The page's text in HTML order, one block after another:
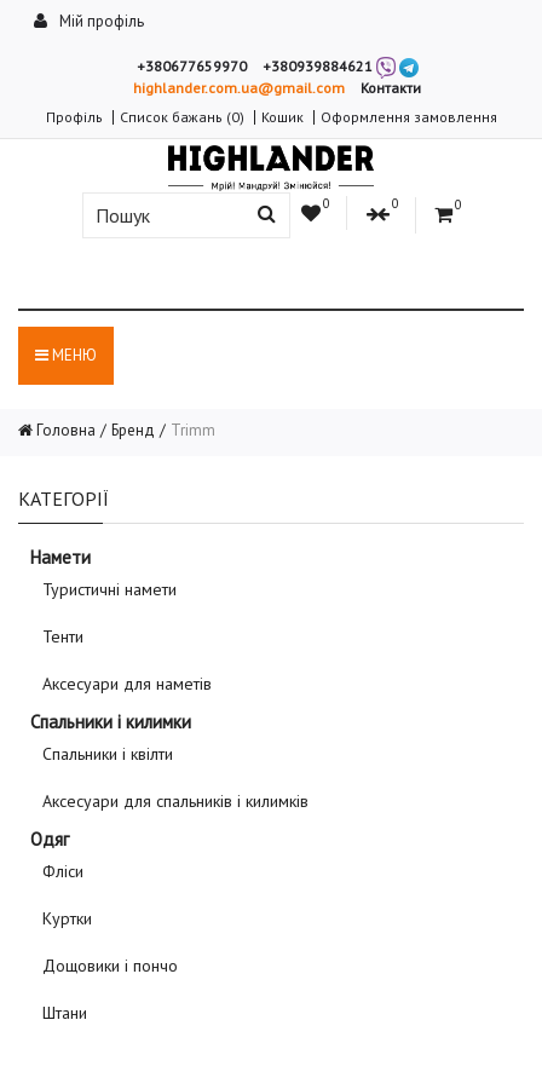
Мій профіль
+380677659970
+380939884621
highlander.com.ua@gmail.com
Контакти
Профіль
Список бажань (0) Кошик Оформлення замовлення
0 0 0
МЕНЮ
Головна Бренд Trimm
КАТЕГОРІЇ
Намети
Туристичні намети
Тенти
Аксесуари для наметів
Спальники і килимки
Спальники і квілти
Аксесуари для спальників і килимків
Одяг
Фліси
Куртки
Дощовики і пончо
Штани